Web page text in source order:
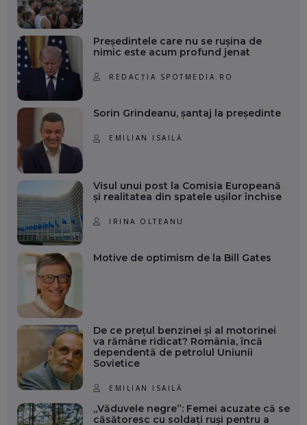
Președintele care nu se rușina de
nimic este acum profund jenat
REDACȚIA SPOTMEDIA.RO
Sorin Grindeanu, șantaj la președinte
EMILIAN ISAILĂ
Visul unui post la Comisia Europeană
și realitatea din spatele ușilor închise
IRINA OLTEANU
Motive de optimism de la Bill Gates
De ce prețul benzinei și al motorinei
va rămâne ridicat? România, încă
dependentă de petrolul Uniunii
Sovietice
EMILIAN ISAILĂ
„Văduvele negre”: Femei acuzate că se
căsătoresc cu soldați ruși pentru a